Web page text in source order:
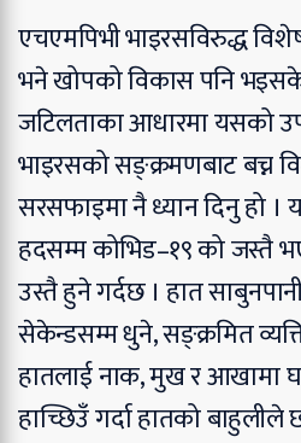
एचएमपिभी भाइरसविरुद्ध
भने खोपको विकास पनि
जटिलताका आधारमा यसको
भाइरसको सङ्क्रमणबाट बच्न
सरसफाइमा नै ध्यान दिनु हो ।
हदसम्म कोभिड–१९ को जस्तै
उस्तै हुने गर्दछ । हात
सेकेन्डसम्म धुने, सङ्क्रमित
हातलाई नाक, मुख र आखामा
हाच्छिउँ गर्दा हातको बाहुलीले